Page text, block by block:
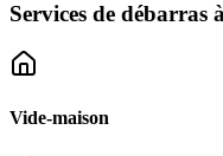
Services de débarras à
Vide-maison